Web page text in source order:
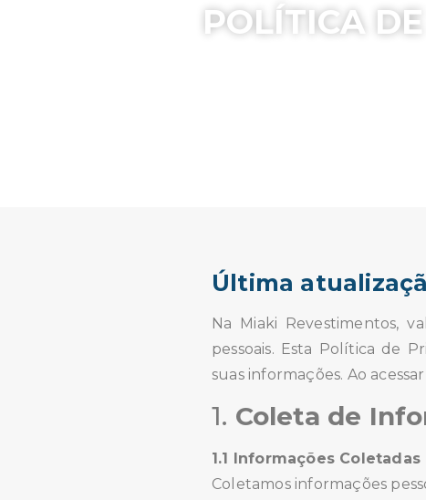
POLÍTICA
Última
Na Miaki Revestimentos,
pessoais. Esta Política de
suas informações. Ao
1. Coleta de
1.1 Informações
Coletamos informações